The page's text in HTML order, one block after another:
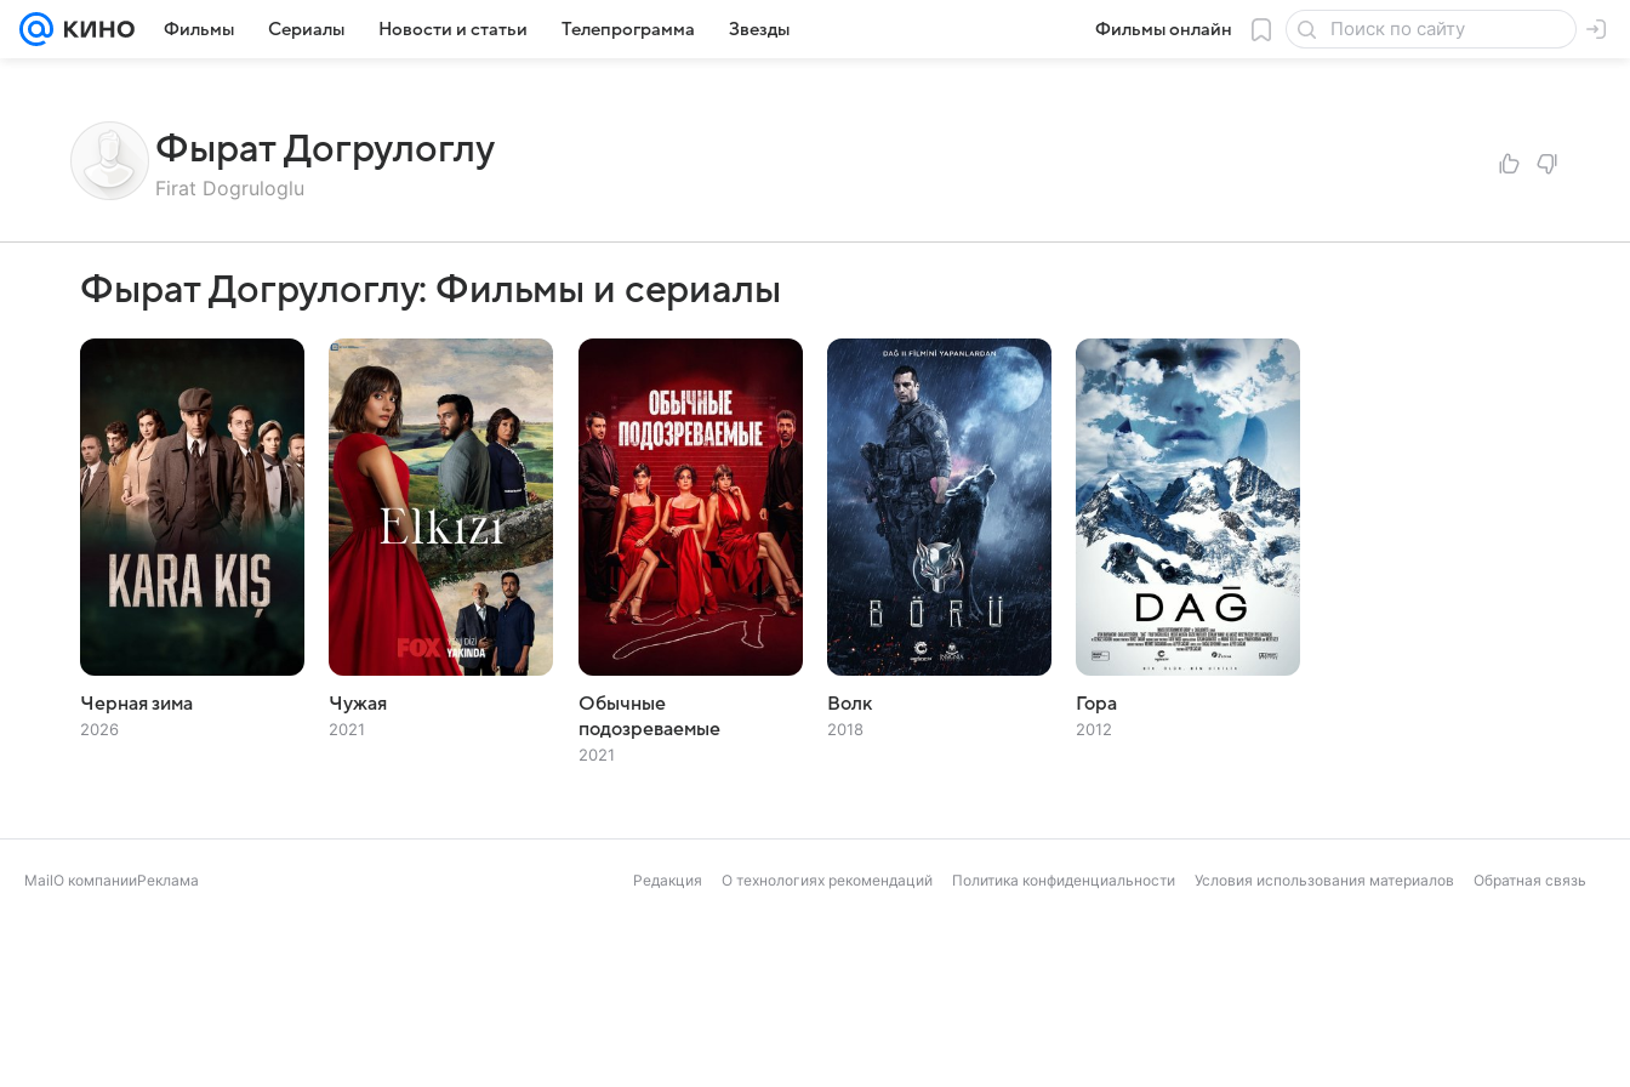
Фильмы Сериалы Новости и статьи Телепрограмма Звезды Фильмы онлайн
Фырат Догрулоглу
Firat Dogruloglu
Фырат Догрулоглу: Фильмы и сериалы
Черная зима
2026
Чужая
2021
Обычные
подозреваемые
2021
Волк
2018
Гора
2012
MailО компанииРеклама Редакция О технологиях рекомендаций Политика конфиденциальности Условия использования материалов Обратная связь